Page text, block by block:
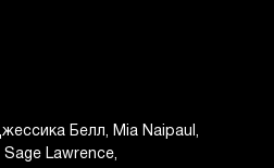
Белл
Mia Naipaul
Sage Lawrence